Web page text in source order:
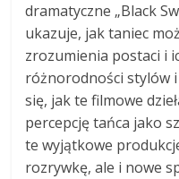
dramatyczne „Black
ukazuje, jak taniec
zrozumienia postaci i
różnorodności stylów
się, jak te filmowe
percepcję tańca jako
te wyjątkowe
rozrywkę, ale i nowe